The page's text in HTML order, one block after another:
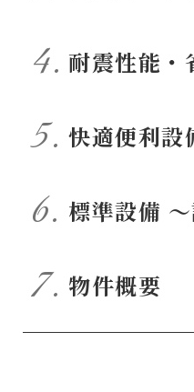
耐震性能・
快適便利設
標準設備
物件概要